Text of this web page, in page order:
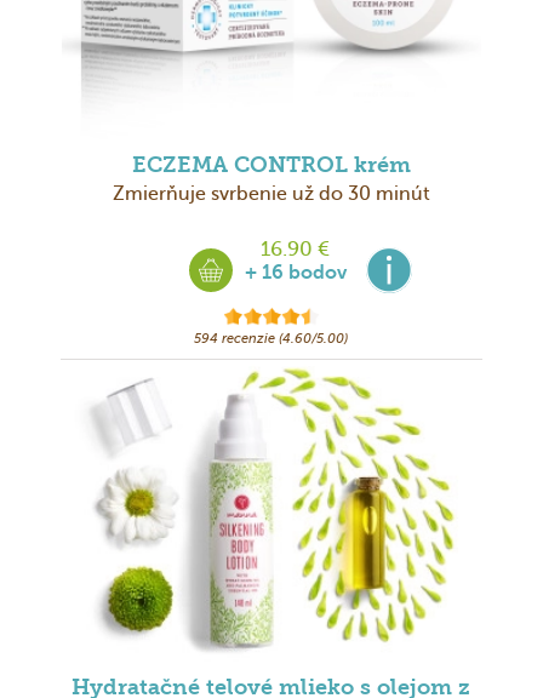
ECZEMA CONTROL krém
Zmierňuje svrbenie už do 30 minút
16.90 €
+ 16 bodov
594 recenzie (4.60/5.00)
Hydratačné telové mlieko s olejom z